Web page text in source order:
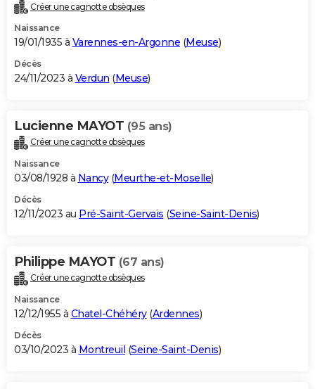
Créer une cagnotte obsèques
Naissance
19/01/1935 à Varennes-en-Argonne (Meuse)
Décès
24/11/2023 à Verdun (Meuse)
Lucienne MAYOT (95 ans)
Créer une cagnotte obsèques
Naissance
03/08/1928 à Nancy(Meurthe-et-Moselle)
Décès
12/11/2023 au Pré-Saint-Gervais (Seine-Saint-Denis)
Philippe MAYOT (67 ans)
Créer une cagnotte obsèques
Naissance
12/12/1955 à Chatel-Chéhéry(Ardennes)
Décès
03/10/2023 à Montreuil (Seine-Saint-Denis)